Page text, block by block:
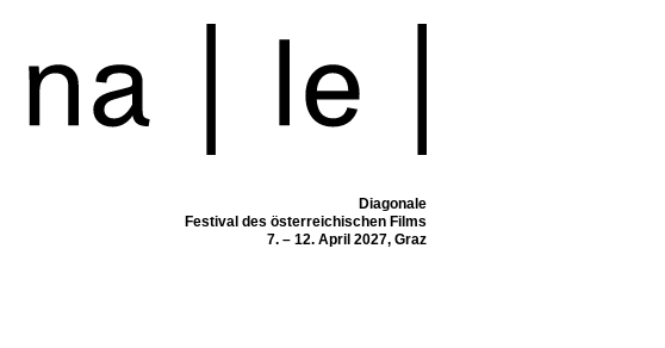
Diagonale
Festival des österreichischen Films
7. – 12. April 2027, Graz